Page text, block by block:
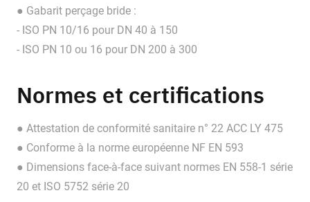
● Gabarit perçage bride :
- ISO PN 10/16 pour DN 40 à 150
- ISO PN 10 ou 16 pour DN 200 à 300
Normes et certifications
● Attestation de conformité sanitaire n° 22 ACC LY 475
● Conforme à la norme européenne NF EN 593
● Dimensions face-à-face suivant normes EN 558-1 série
20 et ISO 5752 série 20